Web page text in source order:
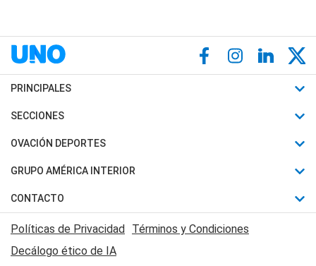
PRINCIPALES
Últimas Noticias
Política
Judiciales
Economia
SECCIONES
Horóscopo
Motores
Trucos caseros
Series y Películas
Edictos y Solicitadas
OVACIÓN DEPORTES
Fútbol
Mundial
Automovilismo
Rugby
GRUPO AMÉRICA INTERIOR
Canal 7 en Vivo
CONTACTO
Acerca de Nosotros
Contactanos
Políticas de Privacidad Términos y Condiciones
Decálogo ético de IA